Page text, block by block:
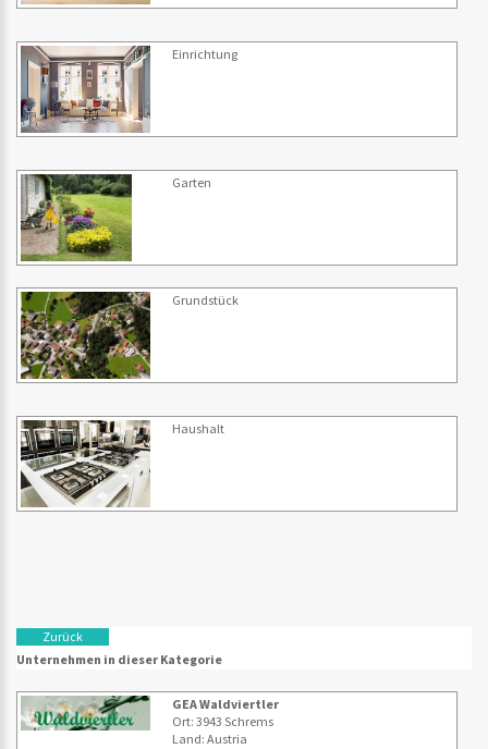
Einrichtung
Garten
Grundstück
Haushalt
Zurück
Unternehmen in dieser Kategorie
GEA Waldviertler
Ort: 3943 Schrems
Land: Austria